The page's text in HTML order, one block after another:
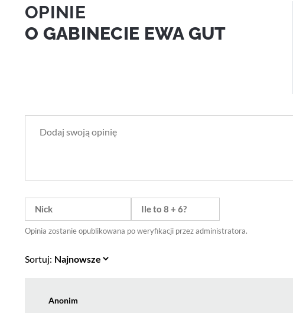
OPINIE
O GABINECIE EWA GUT
Opinia zostanie opublikowana po weryfikacji przez administratora.
Sortuj:
Anonim